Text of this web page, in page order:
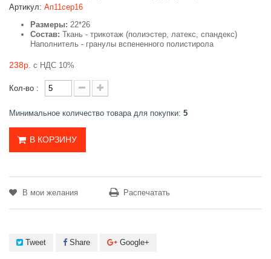
Артикул: Ап11сер16
Размеры: 22*26
Состав: Ткань - трикотаж (полиэстер, латекс, спандекс)
Наполнитель - гранулы вспененного полистирола
238р. с НДС 10%
Кол-во :
Минимальное количество товара для покупки: 5
В КОРЗИНУ
В мои желания Распечатать
Tweet Share Google+